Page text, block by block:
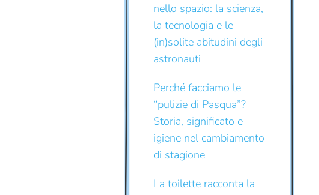
nello spazio: la scienza,
la tecnologia e le
(in)solite abitudini degli
astronauti
Perché facciamo le
“pulizie di Pasqua”?
Storia, significato e
igiene nel cambiamento
di stagione
La toilette racconta la